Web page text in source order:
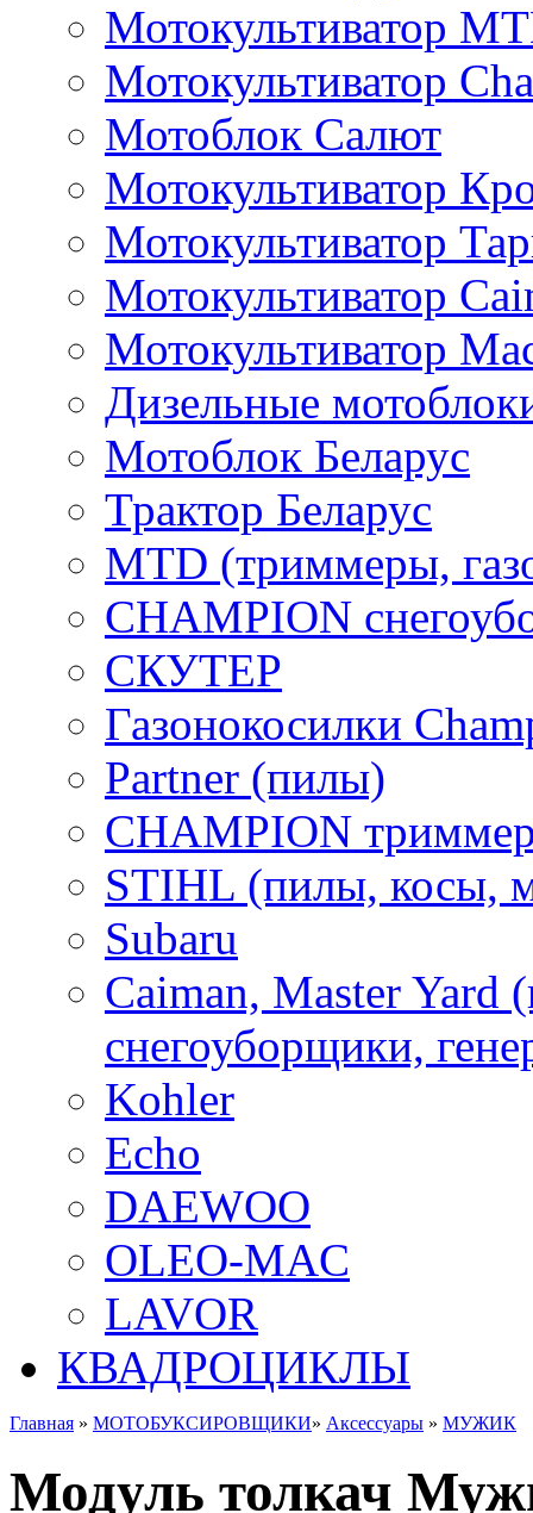
Мотокультиватор
Мотокультиватор
Мотоблок Салют
Мотокультиватор
Мотокультиватор
Мотокультиватор
Мотокультиватор
Дизельные
Мотоблок Беларус
Трактор Беларус
MTD (триммеры,
CHAMPION
СКУТЕР
Газонокосилки
Partner (пилы)
CHAMPION
STIHL (пилы, косы,
Subaru
Caiman, Master Yard
снегоуборщики,
Kohler
Echo
DAEWOO
OLEO-MAC
LAVOR
КВАДРОЦИКЛЫ
Главная » МОТОБУКСИРОВЩИКИ» Аксессуары » МУЖИК
Модуль толкач